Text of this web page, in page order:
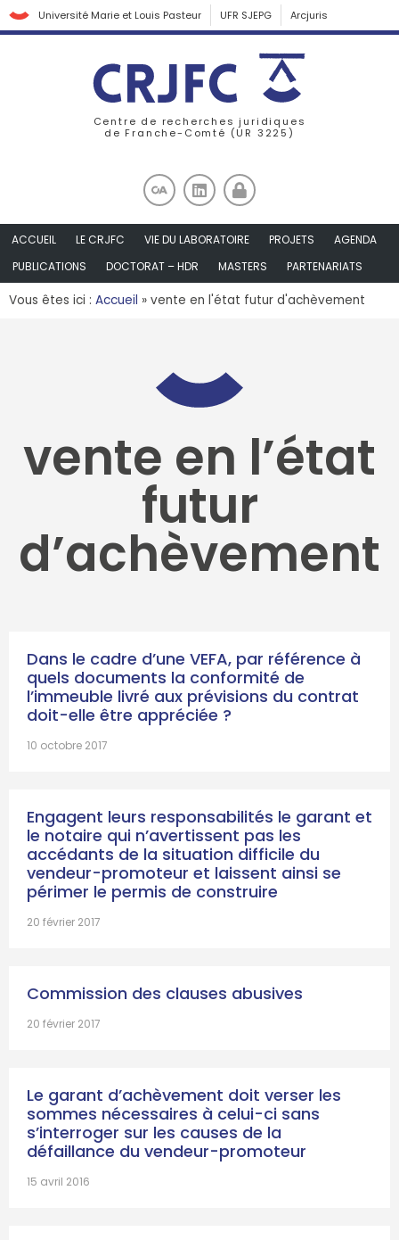
Université Marie et Louis Pasteur UFR SJEPG Arcjuris
Centre de recherches juridiques
de Franche-Comté (UR 3225)
ACCUEIL LE CRJFC VIE DU LABORATOIRE PROJETS
AGENDA
PUBLICATIONS
DOCTORAT – HDR MASTERS PARTENARIATS
Vous êtes ici : Accueil » vente en l'état futur d'achèvement
vente en l’état
futur
d’achèvement
Dans le cadre d’une VEFA, par référence à
quels documents la conformité de
l’immeuble livré aux prévisions du contrat
doit-elle être appréciée ?
10 octobre 2017
Engagent leurs responsabilités le garant et
le notaire qui n’avertissent pas les
accédants de la situation difficile du
vendeur-promoteur et laissent ainsi se
périmer le permis de construire
20 février 2017
Commission des clauses abusives
20 février 2017
Le garant d’achèvement doit verser les
sommes nécessaires à celui-ci sans
s’interroger sur les causes de la
défaillance du vendeur-promoteur
15 avril 2016